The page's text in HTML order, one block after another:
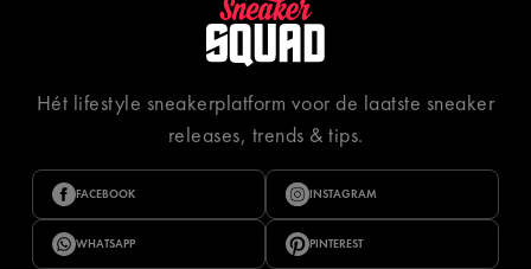
Hét lifestyle sneakerplatform voor de laatste sneaker
releases, trends & tips.
FACEBOOK INSTAGRAM
WHATSAPP PINTEREST